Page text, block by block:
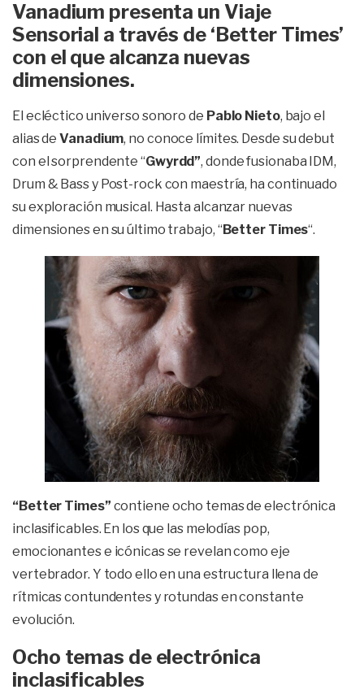
Vanadium presenta un Viaje
Sensorial a través de ‘Better Times’
con el que alcanza nuevas
dimensiones.
El ecléctico universo sonoro de Pablo Nieto, bajo el
alias deVanadium, no conoce límites. Desde su debut
con el sorprendente “Gwyrdd”, donde fusionaba IDM,
Drum & Bass y Post-rock con maestría, ha continuado
su exploración musical. Hasta alcanzar nuevas
dimensiones en su último trabajo, “Better Times“.
“Better Times” contiene ocho temas de electrónica
inclasificables. En los que las melodías pop,
emocionantes e icónicas se revelan como eje
vertebrador. Y todo ello en una estructura llena de
rítmicas contundentes y rotundas en constante
evolución.
Ocho temas de electrónica
inclasificables